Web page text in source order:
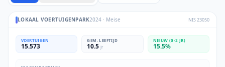
LOKAAL VOERTUIGENPARK2024 · Meise NIS23050
VOERTUIGEN
15.573
GEM. LEEFTIJD
10.5 jr
NIEUW (0-2 JR)
15.5%